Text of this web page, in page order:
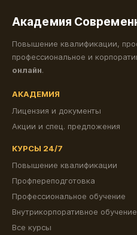
Академия
Повышение квалификации,
профессиональное и
онлайн.
АКАДЕМИЯ
Лицензия и документы
Акции и спец. предложения
КУРСЫ 24/7
Повышение квалификации
Профпереподготовка
Профессиональное обучение
Внутрикорпоративное обучение
Все курсы